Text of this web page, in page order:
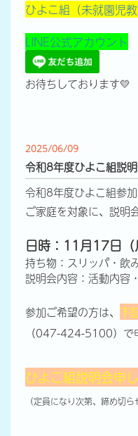
ひよこ組（未就園児
LINE公式アカウント
お待ちしております💛
2025/06/09
令和8年度ひよこ組説
令和8年度ひよこ組参
ご家庭を対象に、説明
日時：11月17日
持ち物：スリッパ・飲
説明会内容：活動内容
参加ご希望の方は、 下
（047-424-5100）で
ひよこ組説明会申
（定員になり次第、締め切